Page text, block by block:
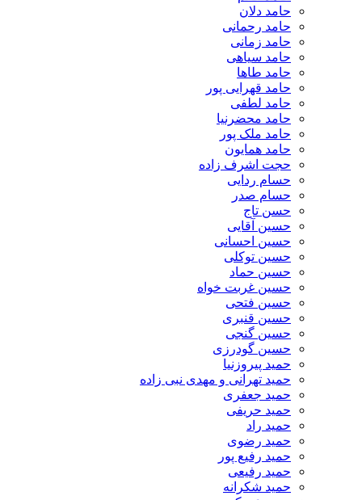
حامد دلان
حامد رحمانی
حامد زمانی
حامد سیاهی
حامد طاها
حامد قهرایی پور
حامد لطفی
حامد محضرنیا
حامد ملک پور
حامد همایون
حجت اشرف زاده
حسام ردایی
حسام صدر
حسن تاج
حسین آقایی
حسین احسانی
حسین توکلی
حسین حماد
حسین غربت خواه
حسین فتحی
حسین قنبری
حسین گنجی
حسین گودرزی
حمید پیروزنیا
حمید تهرانی و مهدی نبی زاده
حمید جعفری
حمید حریفی
حمید راد
حمید رضوی
حمید رفیع پور
حمید رفیعی
حمید شکرانه